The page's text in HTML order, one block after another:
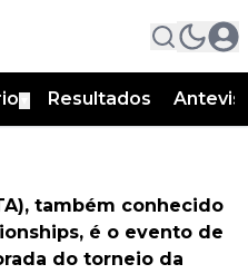
Resultados
também conhecido
é o evento de
do torneio da